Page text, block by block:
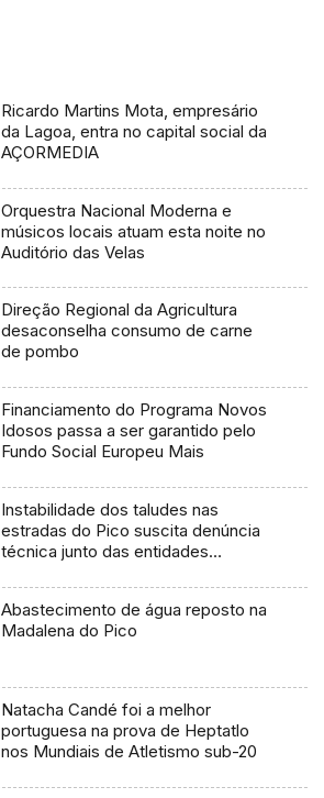
Ricardo Martins Mota, empresário
da Lagoa, entra no capital social da
AÇORMEDIA
Orquestra Nacional Moderna e
músicos locais atuam esta noite no
Auditório das Velas
Direção Regional da Agricultura
desaconselha consumo de carne
de pombo
Financiamento do Programa Novos
Idosos passa a ser garantido pelo
Fundo Social Europeu Mais
Instabilidade dos taludes nas
estradas do Pico suscita denúncia
técnica junto das entidades
Abastecimento de água reposto na
Madalena do Pico
Natacha Candé foi a melhor
portuguesa na prova de Heptatlo
nos Mundiais de Atletismo sub-20